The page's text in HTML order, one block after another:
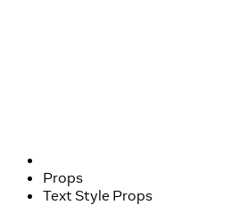
Props
Text Style Props